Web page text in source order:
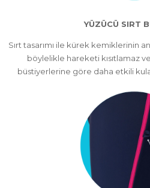
YÜZÜCÜ SIRT
Sırt tasarımı ile kürek kemiklerinin
böylelikle hareketi kısıtlamaz
büstiyerlerine göre daha etkili